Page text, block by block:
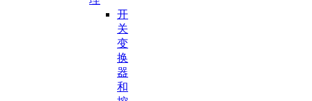
开
关
变
换
器
和